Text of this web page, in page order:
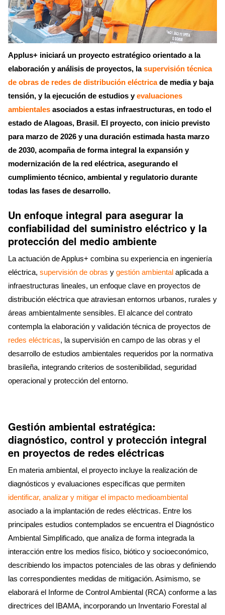
Applus+ iniciará un proyecto estratégico orientado a la
elaboración y análisis de proyectos, lasupervisión técnica
de obras de redes de distribución eléctricade media y baja
tensión, y la ejecución de estudios yevaluaciones
ambientales asociados a estas infraestructuras, en todo el
estado de Alagoas, Brasil. El proyecto, con inicio previsto
para marzo de 2026 y una duración estimada hasta marzo
de 2030, acompaña de forma integral la expansión y
modernización de la red eléctrica, asegurando el
cumplimiento técnico, ambiental y regulatorio durante
todas las fases de desarrollo.
Un enfoque integral para asegurar la
confiabilidad del suministro eléctrico y la
protección del medio ambiente
La actuación de Applus+ combina su experiencia en ingeniería
eléctrica, supervisión de obras y gestión ambiental aplicada a
infraestructuras lineales, un enfoque clave en proyectos de
distribución eléctrica que atraviesan entornos urbanos, rurales y
áreas ambientalmente sensibles. El alcance del contrato
contempla la elaboración y validación técnica de proyectos de
redes eléctricas, la supervisión en campo de las obras y el
desarrollo de estudios ambientales requeridos por la normativa
brasileña, integrando criterios de sostenibilidad, seguridad
operacional y protección del entorno.
Gestión ambiental estratégica:
diagnóstico, control y protección integral
en proyectos de redes eléctricas
En materia ambiental, el proyecto incluye la realización de
diagnósticos y evaluaciones específicas que permiten
identificar, analizar y mitigar el impacto medioambiental
asociado a la implantación de redes eléctricas. Entre los
principales estudios contemplados se encuentra el Diagnóstico
Ambiental Simplificado, que analiza de forma integrada la
interacción entre los medios físico, biótico y socioeconómico,
describiendo los impactos potenciales de las obras y definiendo
las correspondientes medidas de mitigación. Asimismo, se
elaborará el Informe de Control Ambiental (RCA) conforme a las
directrices del IBAMA, incorporando un Inventario Forestal al